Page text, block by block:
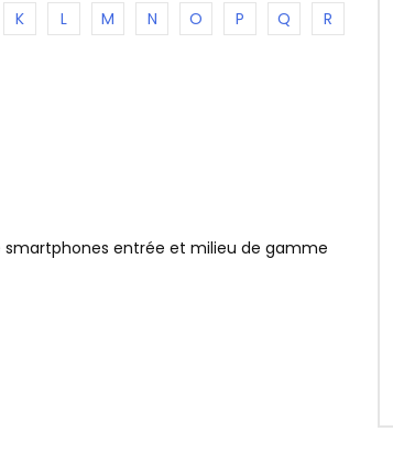
K L M N O P Q
R
smartphones entrée et milieu de gamme